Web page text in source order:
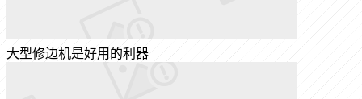
大型修边机是好用的利器